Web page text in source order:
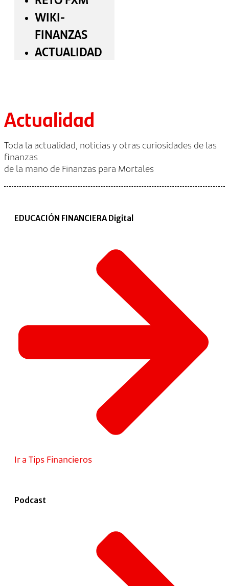
WIKI-
FINANZAS
ACTUALIDAD
Actualidad
Toda la actualidad, noticias y otras curiosidades de las
finanzas
de la mano de Finanzas para Mortales
EDUCACIÓN FINANCIERA Digital
Ir a Tips Financieros
Podcast